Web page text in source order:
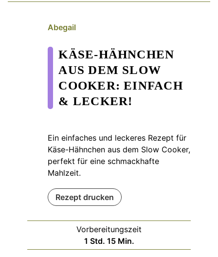
Abegail
KÄSE-HÄHNCHEN
AUS DEM SLOW
COOKER: EINFACH
& LECKER!
Ein einfaches und leckeres Rezept für
Käse-Hähnchen aus dem Slow Cooker,
perfekt für eine schmackhafte
Mahlzeit.
Rezept drucken
Vorbereitungszeit
1 Stunde
Std. 15Minuten
Min.